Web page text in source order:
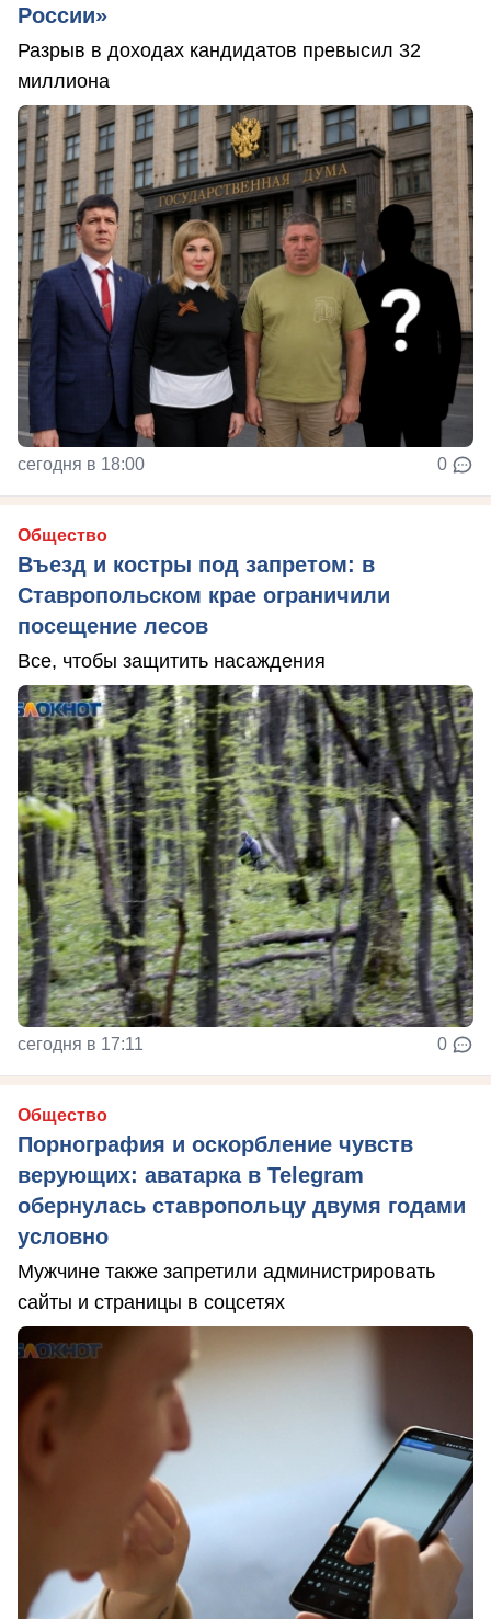
России»
Разрыв в доходах кандидатов превысил 32
миллиона
сегодня в 18:00 0
Общество
Въезд и костры под запретом: в
Ставропольском крае ограничили
посещение лесов
Все, чтобы защитить насаждения
сегодня в 17:11 0
Общество
Порнография и оскорбление чувств
верующих: аватарка в Telegram
обернулась ставропольцу двумя годами
условно
Мужчине также запретили администрировать
сайты и страницы в соцсетях